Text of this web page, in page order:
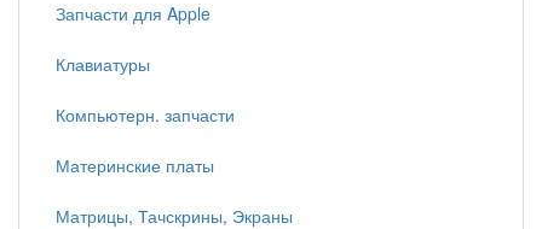
Запчасти для Apple
Клавиатуры
Компьютерн. запчасти
Материнские платы
Матрицы, Тачскрины, Экраны